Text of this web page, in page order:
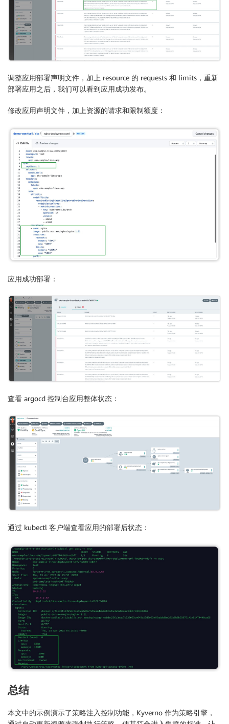
调整应用部署声明文件，加上 resource 的 requests 和 limits，重新
部署应用之后，我们可以看到应用成功发布。
修改应用声明文件，加上资源的请求和限制额度：
应用成功部署：
查看 argocd 控制台应用整体状态：
通过 kubectl 客户端查看应用的部署后状态：
总结
本文中的示例演示了策略注入控制功能，Kyverno 作为策略引擎，